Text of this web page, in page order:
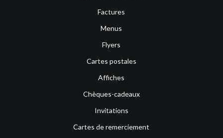
Factures
Menus
Flyers
Cartes postales
Affiches
Chèques-cadeaux
Invitations
Cartes de remerciement